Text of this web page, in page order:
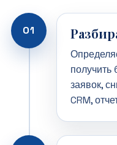
01
получить
заявок,
CRM,